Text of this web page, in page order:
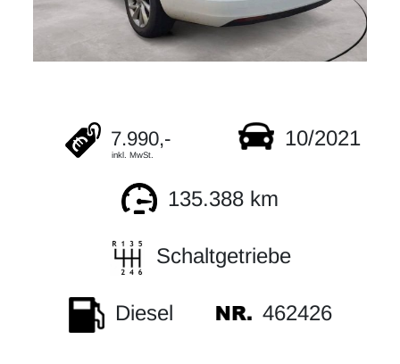
7.990,-
inkl. MwSt.
10/2021
135.388 km
Schaltgetriebe
Diesel 462426